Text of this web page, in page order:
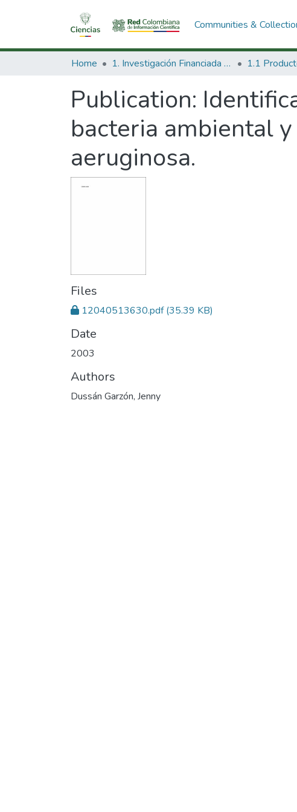
Communities &
Home 1. Investigación Financiada con Recursos Públicos
Publication:
bacteria ambiental
aeruginosa.
Files
12040513630.pdf(35.39 KB)
Date
2003
Authors
Dussán Garzón, Jenny